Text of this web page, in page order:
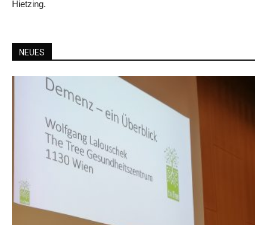
Hietzing.
NEUES